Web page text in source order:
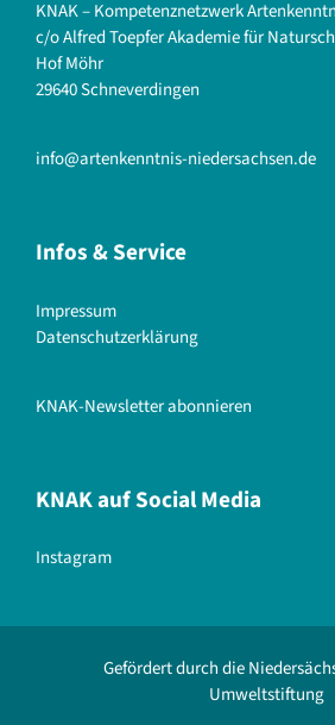
KNAK – Kompetenznetzwerk
c/o Alfred Toepfer Akademie für
Hof Möhr
29640 Schneverdingen
info@artenkenntnis-niedersachsen.de
Infos & Service
Impressum
Datenschutzerklärung
KNAK-Newsletter abonnieren
KNAK auf Social Media
Instagram
Gefördert durch die
Umweltstiftung